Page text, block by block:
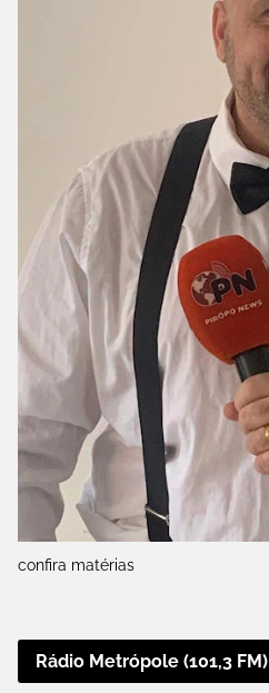
confira matérias
Rádio Metrópole (101,3 FM)